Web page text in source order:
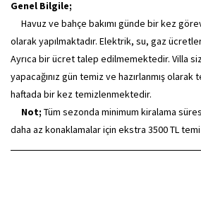
Genel Bilgile;
Havuz ve bahçe bakımı günde bir kez
olarak yapılmaktadır. Elektrik, su, gaz
Ayrıca bir ücret talep edilmemektedir. Villa
yapacağınız gün temiz ve hazırlanmış
haftada bir kez temizlenmektedir.
Not; Tüm sezonda minimum kiralama
daha az konaklamalar için ekstra 3500 TL